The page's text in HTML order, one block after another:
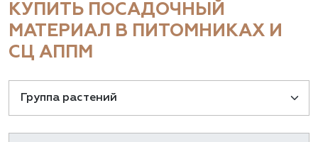
КУПИТЬ ПОСАДОЧНЫЙ
МАТЕРИАЛ В ПИТОМНИКАХ И
СЦ АППМ